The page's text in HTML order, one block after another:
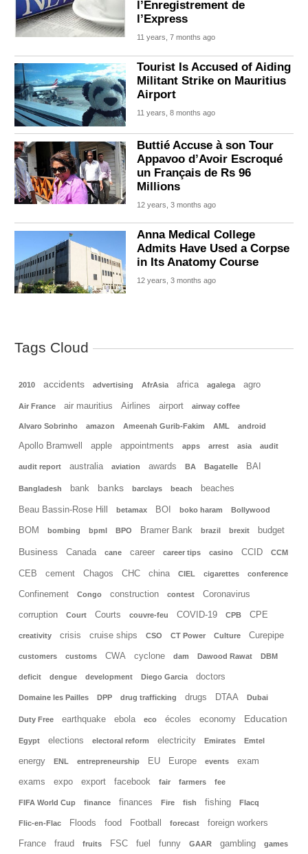
l’Enregistrement de
l’Express
11 years, 7 months ago
Tourist Is Accused of Aiding
Militant Strike on Mauritius
Airport
11 years, 8 months ago
Buttié Accuse à son Tour
Appavoo d’Avoir Escroqué
un Français de Rs 96
Millions
12 years, 3 months ago
Anna Medical College
Admits Have Used a Corpse
in Its Anatomy Course
12 years, 3 months ago
Tags Cloud
2010 accidents advertising AfrAsia africa agalega agro
Air France air mauritius Airlines airport airway coffee
Alvaro Sobrinho amazon Ameenah Gurib-Fakim AML android
Apollo Bramwell apple appointments apps arrest asia audit
audit report australia aviation awards BA Bagatelle BAI
Bangladesh bank banks barclays beach beaches
Beau Bassin-Rose Hill betamax BOI boko haram Bollywood
BOM bombing bpml BPO Bramer Bank brazil brexit budget
Business Canada cane career career tips casino CCID CCM
CEB cement Chagos CHC china CIEL cigarettes conference
Confinement Congo construction contest Coronavirus
corruption Court Courts couvre-feu COVID-19 CPB CPE
creativity crisis cruise ships CSO CT Power Culture Curepipe
customers customs CWA cyclone dam Dawood Rawat DBM
deficit dengue development Diego Garcia doctors
Domaine les Pailles DPP drug trafficking drugs DTAA Dubai
Duty Free earthquake ebola eco écoles economy Education
Egypt elections electoral reform electricity Emirates Emtel
energy ENL entrepreneurship EU Europe events exam
exams expo export facebook fair farmers fee
FIFA World Cup finance finances Fire fish fishing Flacq
Flic-en-Flac Floods food Football forecast foreign workers
France fraud fruits FSC fuel funny GAAR gambling games